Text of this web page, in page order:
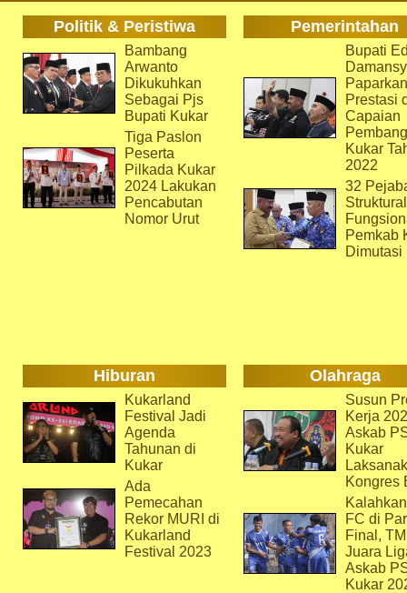
Politik & Peristiwa Pemerintahan
Bambang
Arwanto
Dikukuhkan
Sebagai Pjs
Bupati Kukar
Tiga Paslon
Peserta
Pilkada Kukar
2024 Lakukan
Pencabutan
Nomor Urut
Bupati
Paparkan
Prestasi
Capaian
Kukar
2022
32
Pemkab
Dimutasi
Hiburan Olahraga
Kukarland
Festival Jadi
Agenda
Tahunan di
Kukar
Ada
Pemecahan
Rekor MURI di
Kukarland
Festival 2023
Susun
Kerja
Askab
Kukar
Kongres
FC di
Final,
Juara
Askab
Kukar